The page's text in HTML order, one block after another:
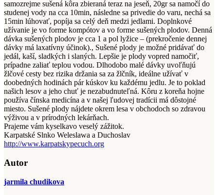
samozrejme sušená kôra zbieraná teraz na jeseň, 20gr sa namočí do
studenej vody na cca 10min, následne sa privedie do varu, nechá sa
15min lúhovať, popíja sa celý deň medzi jedlami. Doplnkové
užívanie je vo forme kompótov a vo forme sušených plodov. Denná
dávka sušených plodov je cca 1 a pol lyžice – (prekročenie dennej
dávky má laxatívny účinok)., Sušené plody je možné pridávať do
jedál, kaší, sladkých i slaných. Lepšie je plody vopred namočiť,
prípadne zaliať teplou vodou. Dlhodobo malé dávky uvoľňujú
žlčové cesty bez rizika držania sa za žlčník, ideálne užívať v
doobedných hodinách pár kúskov ku každému jedlu. Je to poklad
našich lesov a jeho chuť je nezabudnuteľná. Kôru z koreňa hojne
používa čínska medicína a v našej ľudovej tradícii má dôstojné
miesto. Sušené plody nájdete okrem lesa v obchodoch so zdravou
výživou a v prírodných lekárňach.
Prajeme vám kyselkavo veselý zážitok.
Karpatské Slnko Weleslawa a Duchoslav
http://www.karpatskypecuch.org
Autor
jarmila chudikova